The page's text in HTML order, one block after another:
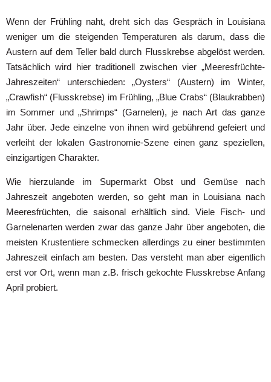
Wenn der Frühling naht, dreht sich das Gespräch in Louisiana
weniger um die steigenden Temperaturen als darum, dass die
Austern auf dem Teller bald durch Flusskrebse abgelöst werden.
Tatsächlich wird hier traditionell zwischen vier „Meeresfrüchte-
Jahreszeiten“ unterschieden: „Oysters“ (Austern) im Winter,
„Crawfish“ (Flusskrebse) im Frühling, „Blue Crabs“ (Blaukrabben)
im Sommer und „Shrimps“ (Garnelen), je nach Art das ganze
Jahr über. Jede einzelne von ihnen wird gebührend gefeiert und
verleiht der lokalen Gastronomie-Szene einen ganz speziellen,
einzigartigen Charakter.
Wie hierzulande im Supermarkt Obst und Gemüse nach
Jahreszeit angeboten werden, so geht man in Louisiana nach
Meeresfrüchten, die saisonal erhältlich sind. Viele Fisch- und
Garnelenarten werden zwar das ganze Jahr über angeboten, die
meisten Krustentiere schmecken allerdings zu einer bestimmten
Jahreszeit einfach am besten. Das versteht man aber eigentlich
erst vor Ort, wenn man z.B. frisch gekochte Flusskrebse Anfang
April probiert.